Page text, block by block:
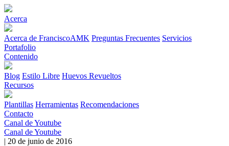
Acerca
Acerca de FranciscoAMK Preguntas Frecuentes Servicios
Portafolio
Contenido
Blog Estilo Libre Huevos Revueltos
Recursos
Plantillas Herramientas Recomendaciones
Contacto
Canal de Youtube
Canal de Youtube
| 20 de junio de 2016